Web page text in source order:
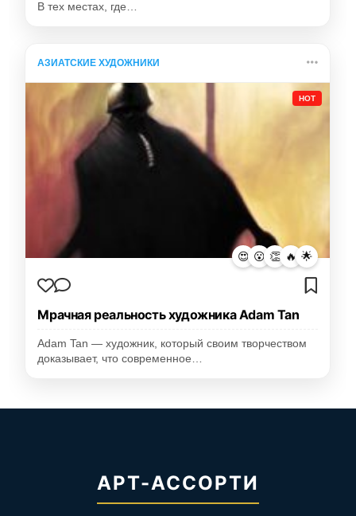
В тех местах, где…
АЗИАТСКИЕ ХУДОЖНИКИ
HOT
😍 😮 👏 🔥 🌟
Мрачная реальность художника Adam Tan
Adam Tan — художник, который своим творчеством
доказывает, что современное…
АРТ-АССОРТИ